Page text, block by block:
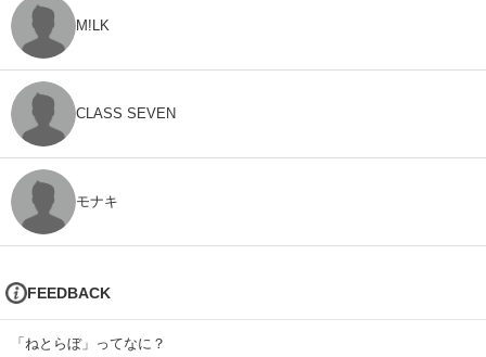
M!LK
CLASS SEVEN
モナキ
FEEDBACK
「ねとらぼ」ってなに？